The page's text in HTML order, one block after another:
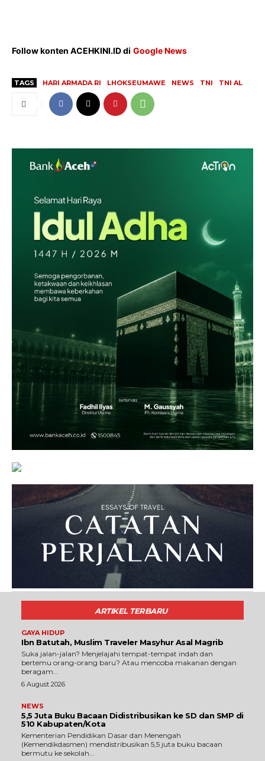
Follow konten ACEHKINI.ID di Google News
TAGS HARI ARMADA RI LHOKSEUMAWE NEWS TNI TNI AL
ARTIKEL TERBARU
GAYA HIDUP
Ibn Batutah, Muslim Traveler Masyhur Asal Magrib
Suka jalan-jalan? Menjelajahi tempat-tempat indah dan
bertemu orang-orang baru? Atau mencoba makanan dengan
beragam...
6 August 2026
NEWS
5,5 Juta Buku Bacaan Didistribusikan ke SD dan SMP di
510 Kabupaten/Kota
Kementerian Pendidikan Dasar dan Menengah
(Kemendikdasmen) mendistribusikan 5,5 juta buku bacaan
bermutu ke sekolah...